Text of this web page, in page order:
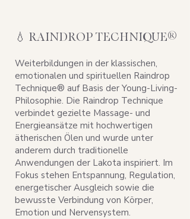
💧 RAINDROP TECHNIQUE®
Weiterbildungen in der klassischen,
emotionalen und spirituellen Raindrop
Technique® auf Basis der Young-Living-
Philosophie. Die Raindrop Technique
verbindet gezielte Massage- und
Energieansätze mit hochwertigen
ätherischen Ölen und wurde unter
anderem durch traditionelle
Anwendungen der Lakota inspiriert. Im
Fokus stehen Entspannung, Regulation,
energetischer Ausgleich sowie die
bewusste Verbindung von Körper,
Emotion und Nervensystem.